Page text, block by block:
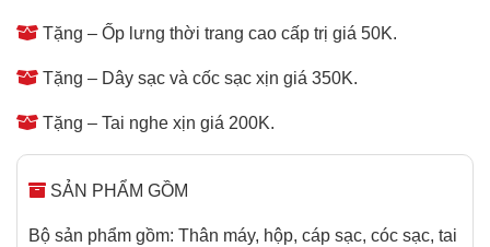
Tặng – Ốp lưng thời trang cao cấp trị giá 50K.
Tặng – Dây sạc và cốc sạc xịn giá 350K.
Tặng – Tai nghe xịn giá 200K.
SẢN PHẨM GỒM
Bộ sản phẩm gồm: Thân máy, hộp, cáp sạc, cóc sạc, tai